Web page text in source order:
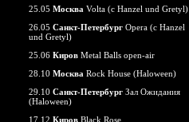
25.05 Москва Volta (c Hanzel und Gretyl)
26.05 Санкт-Петербург Opera (c Hanzel
und Gretyl)
25.06 Киров Metal Balls open-air
28.10 Москва Rock House (Haloween)
29.10 Санкт-Петербург Зал Ожидания
(Haloween)
17.12 Киров Black Rose